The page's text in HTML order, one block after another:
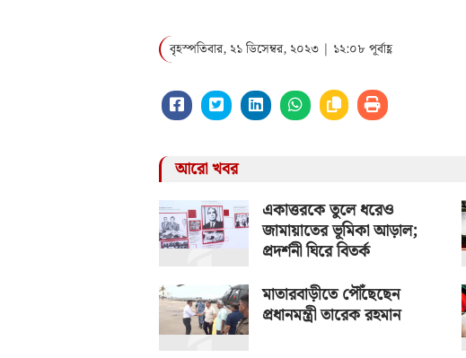
বৃহস্পতিবার, ২১ ডিসেম্বর, ২০২৩ | ১২:০৮ পূর্বাহ্ণ
আরো খবর
একাত্তরকে তুলে ধরেও
জামায়াতের ভূমিকা আড়াল;
প্রদর্শনী ঘিরে বিতর্ক
মাতারবাড়ীতে পৌঁছেছেন
প্রধানমন্ত্রী তারেক রহমান